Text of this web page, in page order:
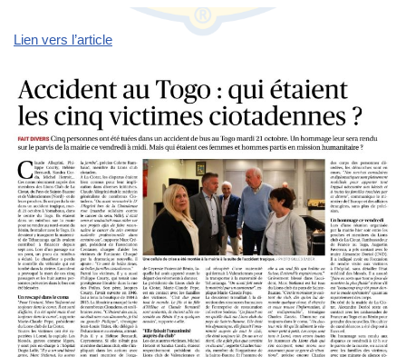
Lien vers l’article